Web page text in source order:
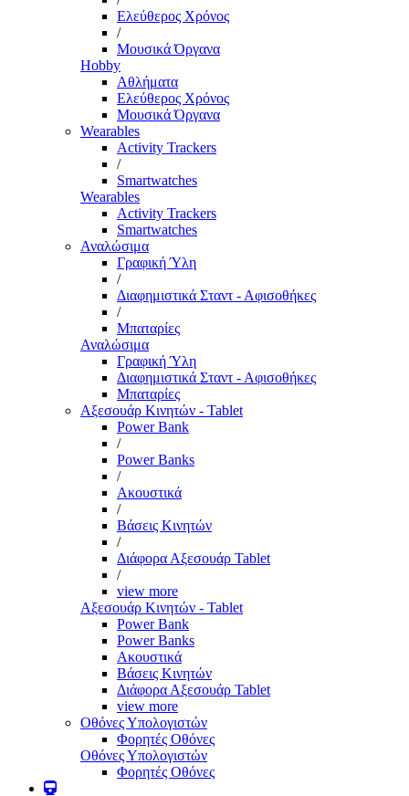
Ελεύθερος Χρόνος
/
Μουσικά Όργανα
Hobby
Αθλήματα
Ελεύθερος Χρόνος
Μουσικά Όργανα
Wearables
Activity Trackers
/
Smartwatches
Wearables
Activity Trackers
Smartwatches
Αναλώσιμα
Γραφική Ύλη
/
Διαφημιστικά Σταντ - Αφισοθήκες
/
Μπαταρίες
Αναλώσιμα
Γραφική Ύλη
Διαφημιστικά Σταντ - Αφισοθήκες
Μπαταρίες
Αξεσουάρ Κινητών - Tablet
Power Bank
/
Power Banks
/
Ακουστικά
/
Βάσεις Κινητών
/
Διάφορα Αξεσουάρ Tablet
/
view more
Αξεσουάρ Κινητών - Tablet
Power Bank
Power Banks
Ακουστικά
Βάσεις Κινητών
Διάφορα Αξεσουάρ Tablet
view more
Οθόνες Υπολογιστών
Φορητές Οθόνες
Οθόνες Υπολογιστών
Φορητές Οθόνες